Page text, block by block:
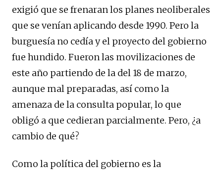
exigió que se frenaran los planes neoliberales
que se venían aplicando desde 1990. Pero la
burguesía no cedía y el proyecto del gobierno
fue hundido. Fueron las movilizaciones de
este año partiendo de la del 18 de marzo,
aunque mal preparadas, así como la
amenaza de la consulta popular, lo que
obligó a que cedieran parcialmente. Pero, ¿a
cambio de qué?
Como la política del gobierno es la